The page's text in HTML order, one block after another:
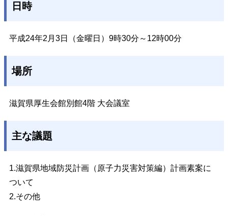
日時
平成24年2月3日（金曜日）9時30分～12時00分
場所
滋賀県厚生会館別館4階 大会議室
主な議題
1.滋賀県地域防災計画（原子力災害対策編）計画素案に
ついて
2.その他